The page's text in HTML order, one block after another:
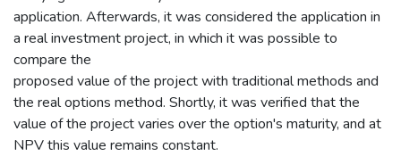
application. Afterwards, it was considered the application in
a real investment project, in which it was possible to
compare the
proposed value of the project with traditional methods and
the real options method. Shortly, it was verified that the
value of the project varies over the option's maturity, and at
NPV this value remains constant.